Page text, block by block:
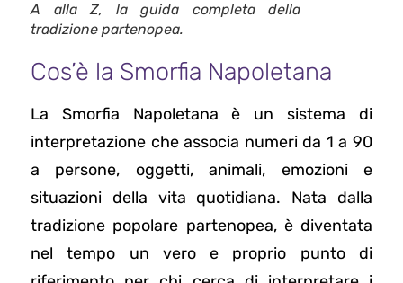
A alla Z, la guida completa della
tradizione partenopea.
Cos’è la Smorfia Napoletana
La Smorfia Napoletana è un sistema di
interpretazione che associa numeri da 1 a 90
a persone, oggetti, animali, emozioni e
situazioni della vita quotidiana. Nata dalla
tradizione popolare partenopea, è diventata
nel tempo un vero e proprio punto di